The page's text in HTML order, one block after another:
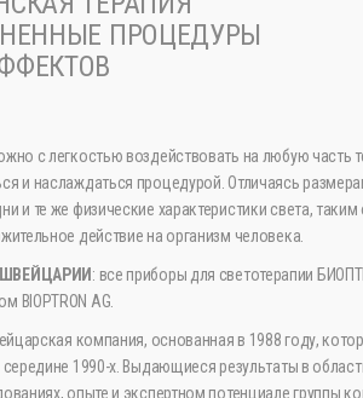
ПРОЦЕДУРЫ
с легкостью воздействовать на любую часть
и наслаждаться процедурой. Отличаясь
и те же физические характеристики света,
действие на организм человека.
: все приборы для светотерапии
BIOPTRON AG.
компания, основанная в 1988 году,
1990-х. Выдающиеся результаты в
опыте и экспертном потенциале группы